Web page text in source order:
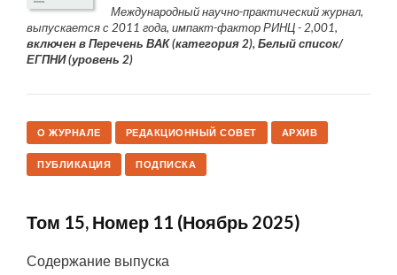
Международный научно-практический журнал,
выпускается с 2011 года, импакт-фактор РИНЦ - 2,001,
включен в Перечень ВАК (категория 2), Белый список/
ЕГПНИ (уровень 2)
О ЖУРНАЛЕ РЕДАКЦИОННЫЙ СОВЕТ АРХИВ
ПУБЛИКАЦИЯ ПОДПИСКА
Том 15, Номер 11 (Ноябрь 2025)
Содержание выпуска